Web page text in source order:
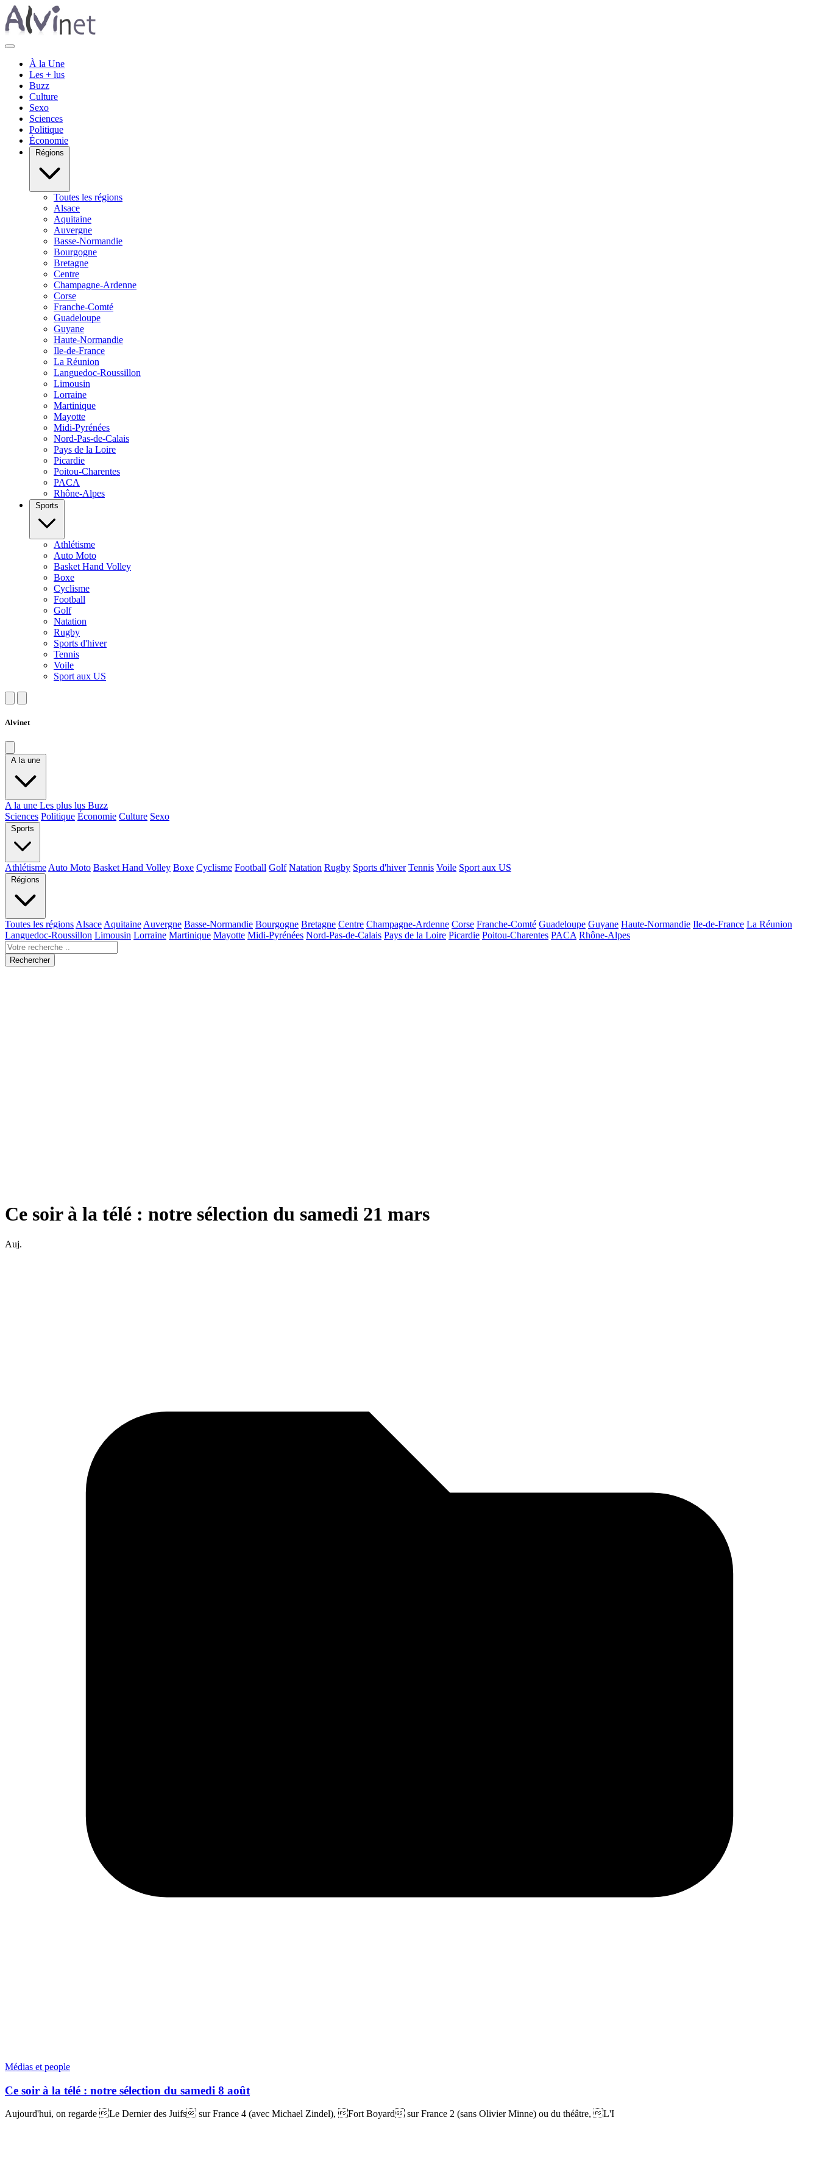
À la Une
Les + lus
Buzz
Culture
Sexo
Sciences
Politique
Économie
Régions
Toutes les régions
Alsace
Aquitaine
Auvergne
Basse-Normandie
Bourgogne
Bretagne
Centre
Champagne-Ardenne
Corse
Franche-Comté
Guadeloupe
Guyane
Haute-Normandie
Ile-de-France
La Réunion
Languedoc-Roussillon
Limousin
Lorraine
Martinique
Mayotte
Midi-Pyrénées
Nord-Pas-de-Calais
Pays de la Loire
Picardie
Poitou-Charentes
PACA
Rhône-Alpes
Sports
Athlétisme
Auto Moto
Basket Hand Volley
Boxe
Cyclisme
Football
Golf
Natation
Rugby
Sports d'hiver
Tennis
Voile
Sport aux US
Alvinet
A la une
A la une Les plus lus Buzz
Sciences Politique Économie Culture Sexo
Sports
Athlétisme Auto Moto Basket Hand Volley Boxe Cyclisme Football Golf Natation Rugby Sports d'hiver Tennis Voile Sport aux US
Régions
Toutes les régions Alsace Aquitaine Auvergne Basse-Normandie Bourgogne Bretagne Centre Champagne-Ardenne Corse Franche-Comté Guadeloupe Guyane Haute-Normandie Ile-de-France La Réunion
Languedoc-Roussillon Limousin Lorraine Martinique Mayotte Midi-Pyrénées Nord-Pas-de-Calais Pays de la Loire Picardie Poitou-Charentes PACA Rhône-Alpes
Rechercher
Ce soir à la télé : notre sélection du samedi 21 mars
Auj.
Médias et people
Ce soir à la télé : notre sélection du samedi 8 août
Aujourd'hui, on regarde Le Dernier des Juifs sur France 4 (avec Michael Zindel), Fort Boyard sur France 2 (sans Olivier Minne) ou du théâtre, L'I